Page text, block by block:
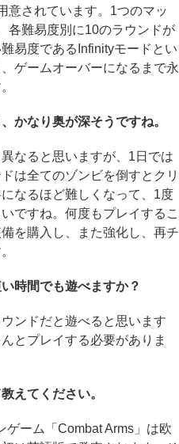
されています。1つのマッ
各難易度別に10のラウンドが
易度であるInfinityモードとい
ゲームオーバーになるまで永
かなり奥が深そうですね。
なると思いますが、1日では
は全てのゾンビを倒すとクリ
なるほど難しくなって、1度
ですね。何度もプレイするこ
を購入し、また強化し、再チ
時間でも遊べますか？
ンドだと遊べると思います
とプレイする必要がありま
えてください。
ーム「Combat Arms」は欧